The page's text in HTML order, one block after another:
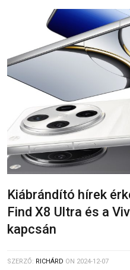
Kiábrándító hírek
Find X8 Ultra és a
kapcsán
SZERZŐ: RICHÁRD ON 2024-12-07